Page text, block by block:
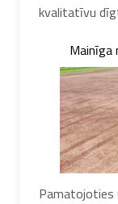
kvalitatīvu
Mainīga
Pamatojoties